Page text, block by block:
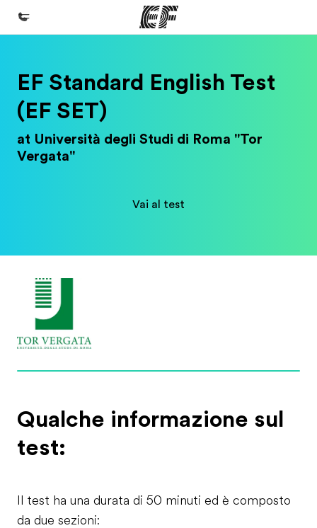
Benvenuto alla EF
Programmi
Vedi la nostra offerta
Lavora con noi
EF Standard English Test
(EF SET)
at Università degli Studi di Roma "Tor
Vergata"
Vai al test
Qualche informazione sul
test:
Il test ha una durata di 50 minuti ed è composto
da due sezioni: